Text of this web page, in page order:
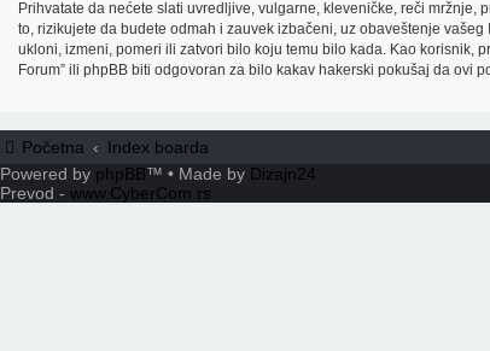
Prihvatate da nećete slati uvredljive, vulgarne, kleveničke, reči
to, rizikujete da budete odmah i zauvek izbačeni, uz obaveštenje
ukloni, izmeni, pomeri ili zatvori bilo koju temu bilo kada. Kao korisnik,
Forum” ili phpBB biti odgovoran za bilo kakav hakerski pokušaj da ovi
Početna Index boarda
Powered by phpBB™ • Made by Dizajn24
Prevod - www.CyberCom.rs